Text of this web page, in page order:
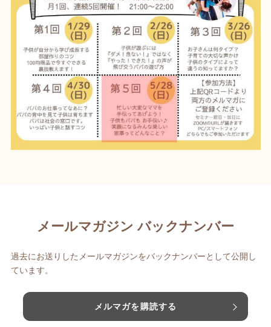
メールマガジン バックナンバー
過去にお送りしたメールマガジンをバックナンバーとして公開し
ています。
メルマガを購読する